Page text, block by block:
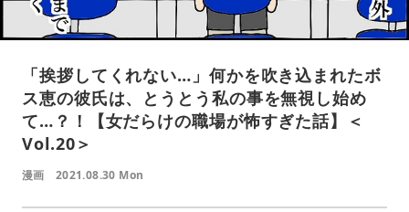
「挨拶してくれない…」何かを吹き込まれたボ
ス恵の彼氏は、とうとう私の事を無視し始め
て…？！【女だらけの職場が怖すぎた話】＜
Vol.20＞
漫画 2021.08.30 Mon